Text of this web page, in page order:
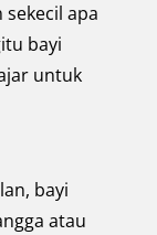
apa
bayi
untuk
bayi
atau